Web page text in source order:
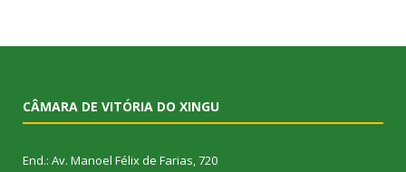
CÂMARA DE VITÓRIA DO XINGU
End.: Av. Manoel Félix de Farias, 720